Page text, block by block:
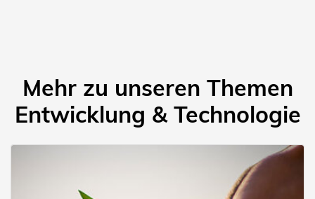
Mehr zu unseren Themen
Entwicklung & Technologie